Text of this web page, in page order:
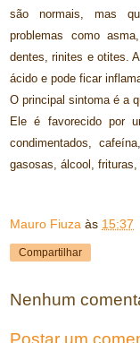
são normais, mas
problemas como
dentes, rinites e otites.
ácido e pode ficar
O principal sintoma é a
Ele é favorecido por
condimentados,
gasosas, álcool,
Mauro Fiuza às 15:37
Compartilhar
Nenhum
Postar um